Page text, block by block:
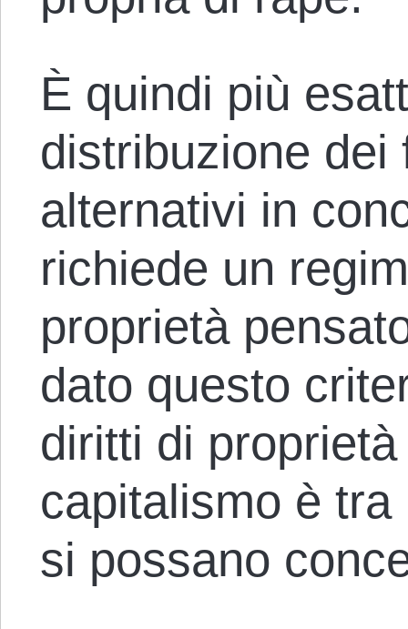
È quindi più
distribuzione dei
alternativi in
richiede un
proprietà
dato questo
diritti di
capitalismo è
si possano